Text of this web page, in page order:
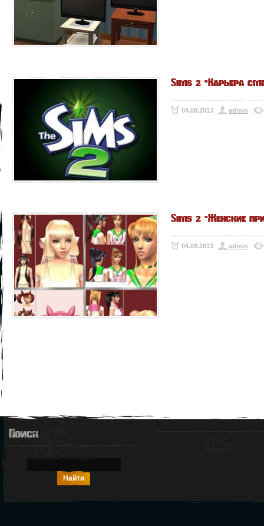
Sims 2 "Карьера
04.08.2013 admin
Sims 2 "Женские
04.08.2013 admin
Поиск